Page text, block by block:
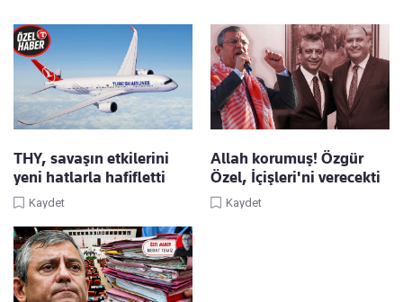
THY, savaşın etkilerini
yeni hatlarla hafifletti
Kaydet
Allah korumuş! Özgür
Özel, İçişleri'ni verecekti
Kaydet